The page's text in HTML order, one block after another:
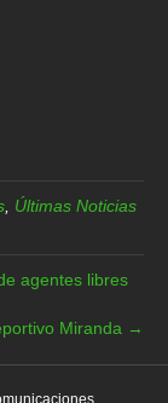
Últimas Noticias
agentes libres
Miranda →